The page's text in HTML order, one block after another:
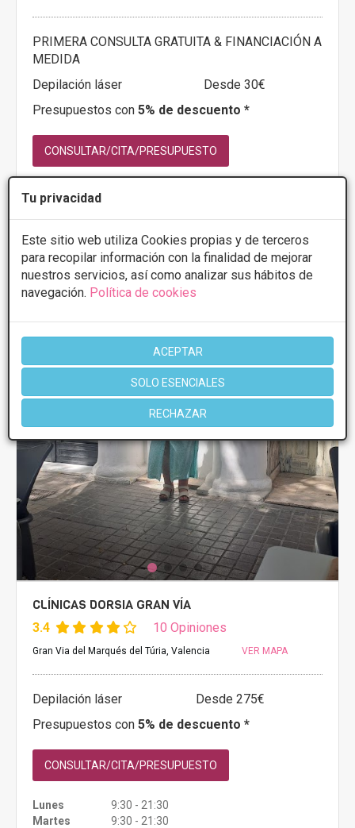
Tu privacidad
Este sitio web utiliza Cookies propias y de terceros
para recopilar información con la finalidad de mejorar
nuestros servicios, así como analizar sus hábitos de
navegación. Política de cookies
ACEPTAR
SOLO ESENCIALES
RECHAZAR
PRIMERA CONSULTA GRATUITA & FINANCIACIÓN A
MEDIDA
Depilación láser
Desde 30€
Presupuestos con 5% de descuento *
CONSULTAR/CITA/PRESUPUESTO
CLÍNICAS DORSIA GRAN VÍA
3.4 10 Opiniones
Gran Via del Marqués del Túria, Valencia VER MAPA
Depilación láser
Desde 275€
Presupuestos con 5% de descuento *
CONSULTAR/CITA/PRESUPUESTO
Lunes
9:30 - 21:30
Martes
9:30 - 21:30